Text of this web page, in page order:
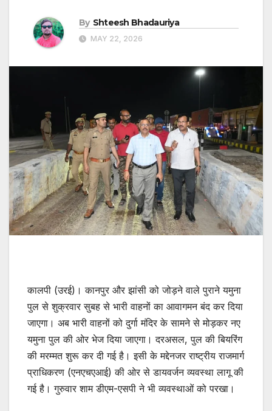
By Shteesh Bhadauriya
MAY 22, 2026
कालपी (उरई)। कानपुर और झांसी को जोड़ने वाले पुराने यमुना
पुल से शुक्रवार सुबह से भारी वाहनों का आवागमन बंद कर दिया
जाएगा। अब भारी वाहनों को दुर्गा मंदिर के सामने से मोड़कर नए
यमुना पुल की ओर भेज दिया जाएगा। दरअसल, पुल की बियरिंग
की मरम्मत शुरू कर दी गई है। इसी के मद्देनजर राष्ट्रीय राजमार्ग
प्राधिकरण (एनएचएआई) की ओर से डायवर्जन व्यवस्था लागू की
गई है। गुरुवार शाम डीएम-एसपी ने भी व्यवस्थाओं को परखा।